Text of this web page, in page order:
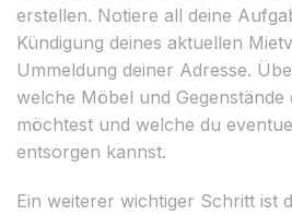
erstellen. Notiere all deine
Kündigung deines aktuellen
Ummeldung deiner Adresse.
welche Möbel und Gegenstände
möchtest und welche du
entsorgen kannst.
Ein weiterer wichtiger Schritt ist